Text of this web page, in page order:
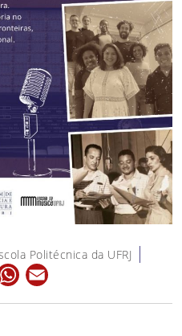
Politécnica da UFRJ
WhatsApp